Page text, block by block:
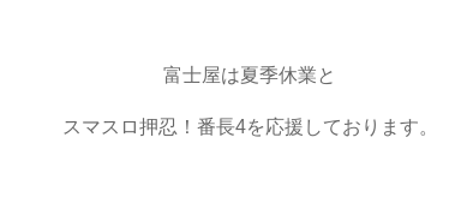
富士屋は夏季休業と
スマスロ押忍！番長4を応援しております。